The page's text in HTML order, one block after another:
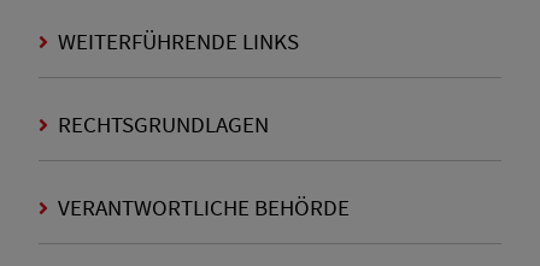
WEITERFÜHRENDE LINKS
RECHTSGRUNDLAGEN
VERANTWORTLICHE BEHÖRDE